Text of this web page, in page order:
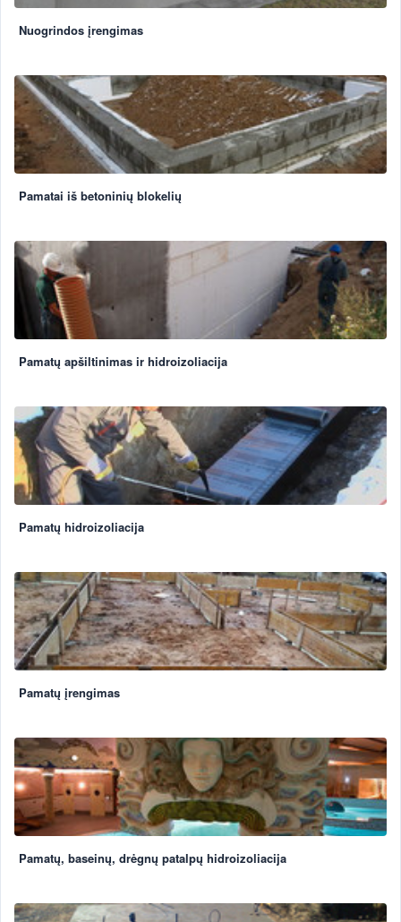
Nuogrindos įrengimas
Pamatai iš betoninių blokelių
Pamatų apšiltinimas ir hidroizoliacija
Pamatų hidroizoliacija
Pamatų įrengimas
Pamatų, baseinų, drėgnų patalpų hidroizoliacija